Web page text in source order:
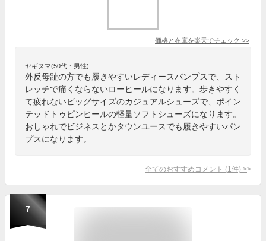
価格と在庫を楽天でチェック >>
ヤギヌマ(50代・男性)
外反母趾の方でも履きやすいレディースパンプスで、スト
レッチで痛くならないローヒールになります。歩きやすく
て疲れないビッグサイズのカジュアルシューズで、ポイン
テッドトゥピンヒールの軽量ソフトシューズになります。
おしゃれでビジネスとかタウンユースでも履きやすいパン
プスになります。
全てのおすすめコメント (1 件) >
7